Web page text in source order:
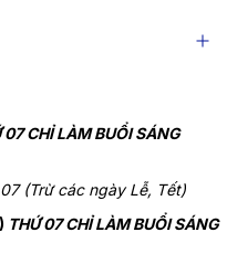
07 CHỈ LÀM BUỔI SÁNG
(Trừ các ngày Lễ, Tết)
THỨ 07 CHỈ LÀM BUỔI SÁNG